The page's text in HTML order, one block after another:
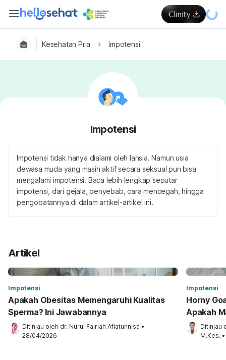
Kesehatan Pria Impotensi
Impotensi
Impotensi tidak hanya dialami oleh lansia. Namun usia
dewasa muda yang masih aktif secara seksual pun bisa
mengalami impotensi. Baca lebih lengkap seputar
impotensi, dari gejala, penyebab, cara mencegah, hingga
pengobatannya di dalam artikel-artikel ini.
Artikel
Impotensi
Apakah Obesitas Memengaruhi Kualitas
Sperma? Ini Jawabannya
Ditinjau oleh dr. Nurul Fajriah Afiatunnisa •
28/04/2026
Impotensi
Horny
Apakah
Ditinjau
M.Kes. •